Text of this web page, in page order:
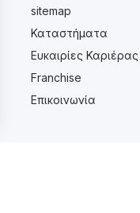
sitemap
Καταστήματα
Ευκαιρίες Καριέρας
Franchise
Επικοινωνία